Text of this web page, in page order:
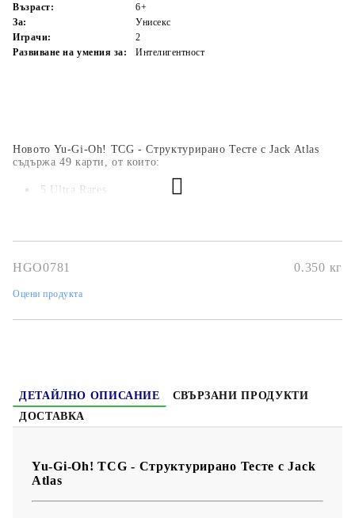
Новото Yu-Gi-Oh! TCG - Структурирано Тесте с Jack Atlas
съдържа 49 карти, от които:
5 Ultra Rares
41 Commons​
Възраст:
6+
За:
Унисекс
Играчи:
2
Развиване на умения за:
Интелигентност
HGO0781 0.350 кг
Оцени продукта
ДЕТАЙЛНО ОПИСАНИЕ
СВЪРЗАНИ ПРОДУКТИ
ДОСТАВКА
Yu-Gi-Oh! TCG - Структурирано Тесте с Jack
Atlas